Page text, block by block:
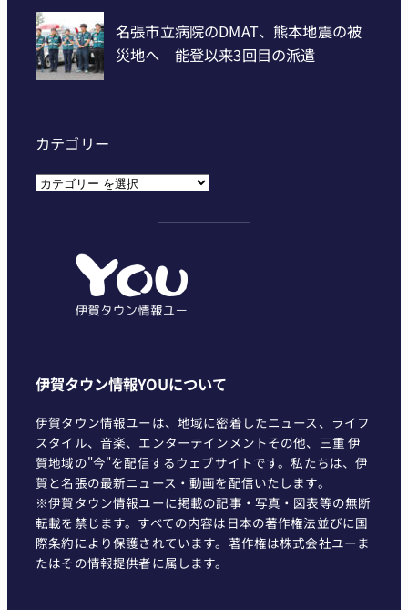
カテゴリー
カ
伊賀タウン情報YOUについて
伊賀タウン情報ユーは、地域に密着したニュース、ライフ
スタイル、音楽、エンターテインメントその他、三重 伊
賀地域の"今"を配信するウェブサイトです。私たちは、伊
賀と名張の最新ニュース・動画を配信いたします。
※伊賀タウン情報ユーに掲載の記事・写真・図表等の無断
転載を禁じます。すべての内容は日本の著作権法並びに国
際条約により保護されています。著作権は株式会社ユーま
たはその情報提供者に属します。